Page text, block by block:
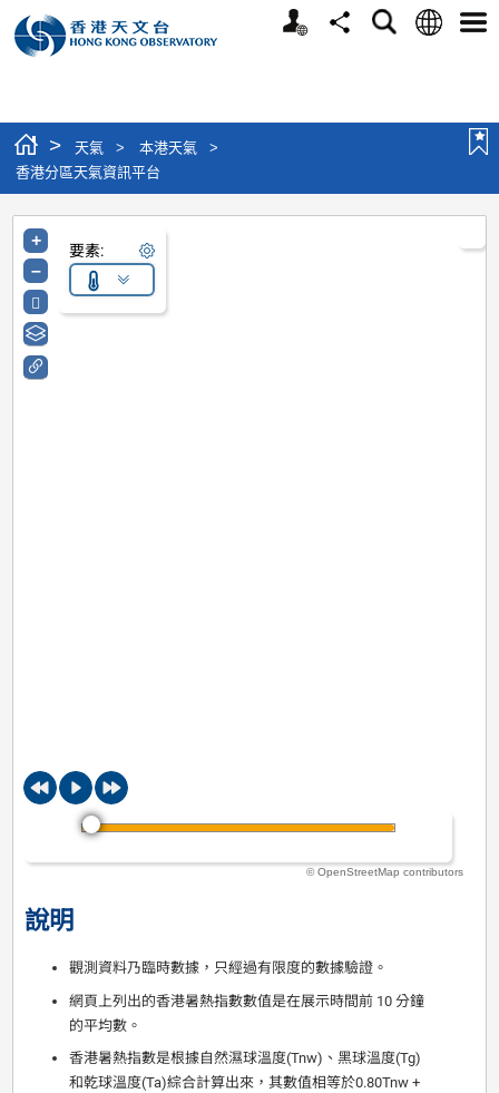
個人版網站
分享 搜尋 語言 選單
> 天氣 > 本港天氣
>
香港分區天氣資訊平台
要素:
+
–
© OpenStreetMap contributors
說明
觀測資料乃臨時數據，只經過有限度的數據驗證。
網頁上列出的香港暑熱指數數值是在展示時間前 10 分鐘
的平均數。
香港暑熱指數是根據自然濕球溫度(Tnw)、黑球溫度(Tg)
和乾球溫度(Ta)綜合計算出來，其數值相等於0.80Tnw +